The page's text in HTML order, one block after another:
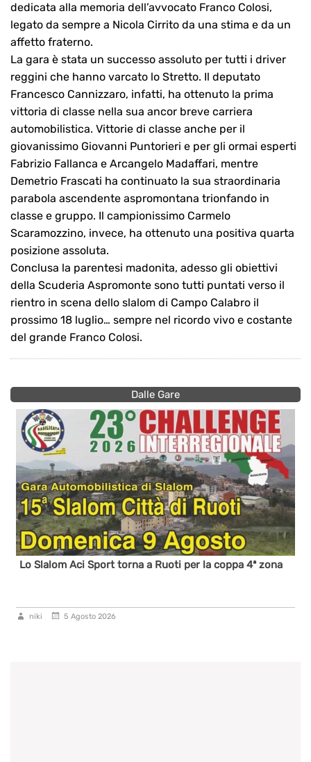
dedicata alla memoria dell’avvocato Franco Colosi,
legato da sempre a Nicola Cirrito da una stima e da un
affetto fraterno.
La gara è stata un successo assoluto per tutti i driver
reggini che hanno varcato lo Stretto. Il deputato
Francesco Cannizzaro, infatti, ha ottenuto la prima
vittoria di classe nella sua ancor breve carriera
automobilistica. Vittorie di classe anche per il
giovanissimo Giovanni Puntorieri e per gli ormai esperti
Fabrizio Fallanca e Arcangelo Madaffari, mentre
Demetrio Frascati ha continuato la sua straordinaria
parabola ascendente aspromontana trionfando in
classe e gruppo. Il campionissimo Carmelo
Scaramozzino, invece, ha ottenuto una positiva quarta
posizione assoluta.
Conclusa la parentesi madonita, adesso gli obiettivi
della Scuderia Aspromonte sono tutti puntati verso il
rientro in scena dello slalom di Campo Calabro il
prossimo 18 luglio… sempre nel ricordo vivo e costante
del grande Franco Colosi.
Dalle Gare
Lo Slalom Aci Sport torna a Ruoti per la coppa 4ª zona
niki 5 Agosto 2026